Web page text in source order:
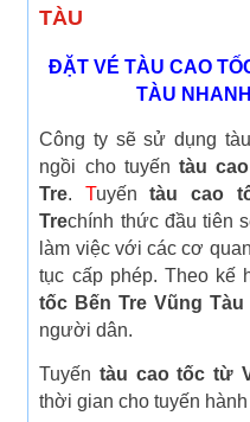
TÀU
ĐẶT VÉ TÀU CAO
TÀU
Công ty sẽ sử dụng
ngồi cho tuyến tàu
Tre. Tuyến tàu cao
Trechính thức đầu tiên
làm việc với các cơ
tục cấp phép. Theo kế
tốc Bến Tre Vũng Tàu
người dân.
Tuyếntàu cao tốc từ
thời gian cho tuyến